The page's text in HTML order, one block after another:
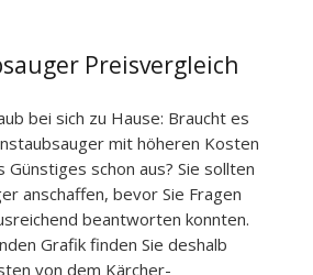
Preisvergleich
bei sich zu Hause: Braucht es
mit höheren Kosten
schon aus? Sie sollten
anschaffen, bevor Sie Fragen
beantworten konnten.
Grafik finden Sie deshalb
von dem Kärcher-